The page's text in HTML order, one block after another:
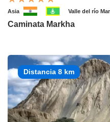
Asia Valle del río
Caminata Markha
Distancia 8 km